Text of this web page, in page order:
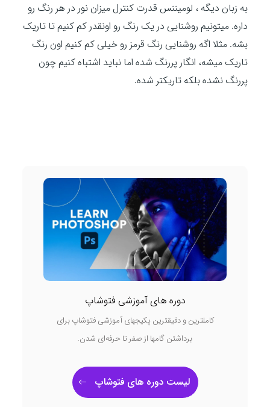
به زبان دیگه ، لومیننس قدرت کنترل میزان نور در هر رنگ رو
داره. میتونیم روشنایی در یک رنگ رو اونقدر کم کنیم تا تاریک
بشه. مثلا اگه روشنایی رنگ قرمز رو خیلی کم کنیم اون رنگ
تاریک میشه، انگار پررنگ شده اما نباید اشتباه کنیم چون
پررنگ نشده بلکه تاریکتر شده.
دوره های آموزشی فتوشاپ
کاملترین و دقیقترین پکیجهای آموزشی فتوشاپ برای
برداشتن گامها از صفر تا حرفه‌ای شدن.
لیست دوره های فتوشاپ